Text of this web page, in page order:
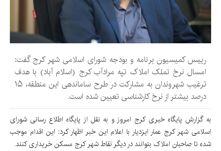
رییس کمیسیون برنامه و بودجه شورای اسلامی شهر کرج گفت:
امسال نرخ تملک املاک تپه مرادآب کرج (اسلام آباد) با هدف
ترغیب شهروندان به مشارکت در طرح ساماندهی این منطقه، ۱۵
درصد بیشتر از نرخ کارشناسی تعیین شده است.
به گزارش پایگاه خبری کرج امروز و به نقل از پایگاه اطلاع رسانی شورای
اسلامی شهر کرج عمار ایزدیار با اعلام این خبر اظهار کرد: این اقدام موجب
شده تا صاحبان املاک بتوانند در دیگر نقاط شهر کرج مسکن خریداری کنند.